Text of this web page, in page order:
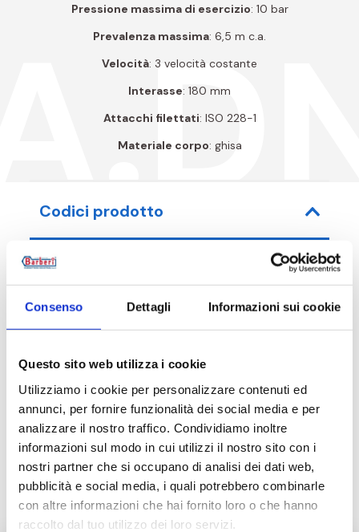
Consenso Dettagli Informazioni sui cookie
Questo sito web utilizza i cookie
Utilizziamo i cookie per personalizzare contenuti ed
annunci, per fornire funzionalità dei social media e per
analizzare il nostro traffico. Condividiamo inoltre
informazioni sul modo in cui utilizzi il nostro sito con i
nostri partner che si occupano di analisi dei dati web,
pubblicità e social media, i quali potrebbero combinarle
con altre informazioni che hai fornito loro o che hanno
raccolto dal tuo utilizzo dei loro servizi.
Pressione massima di esercizio: 10 bar
Prevalenza massima: 6,5 m c.a.
Velocità: 3 velocità costante
Interasse: 180 mm
Attacchi filettati: ISO 228-1
Materiale corpo: ghisa
Codici prodotto
Codice articolo
05A050065B
Descrizione
Documentazione